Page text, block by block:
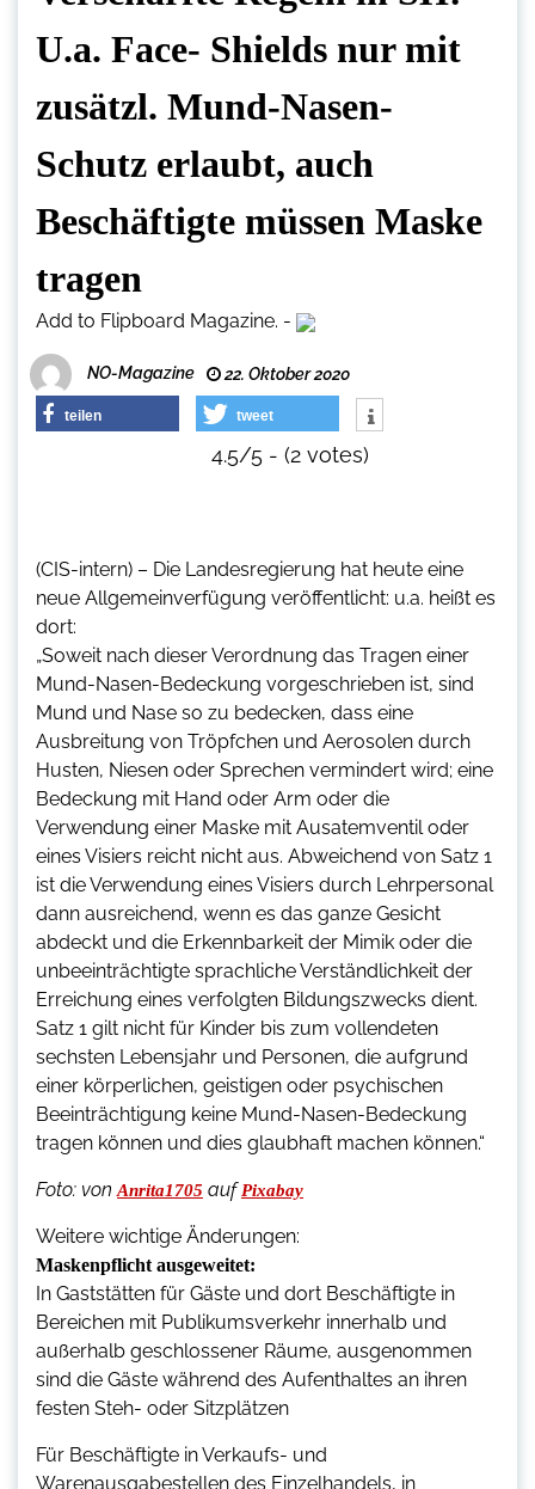
U.a. Face- Shields nur mit
zusätzl. Mund-Nasen-
Schutz erlaubt, auch
Beschäftigte müssen Maske
tragen
Add to Flipboard Magazine. -
NO-Magazine 22. Oktober 2020
teilen tweet
4.5/5 - (2 votes)
(CIS-intern) – Die Landesregierung hat heute eine
neue Allgemeinverfügung veröffentlicht: u.a. heißt es
dort:
„Soweit nach dieser Verordnung das Tragen einer
Mund-Nasen-Bedeckung vorgeschrieben ist, sind
Mund und Nase so zu bedecken, dass eine
Ausbreitung von Tröpfchen und Aerosolen durch
Husten, Niesen oder Sprechen vermindert wird; eine
Bedeckung mit Hand oder Arm oder die
Verwendung einer Maske mit Ausatemventil oder
eines Visiers reicht nicht aus. Abweichend von Satz 1
ist die Verwendung eines Visiers durch Lehrpersonal
dann ausreichend, wenn es das ganze Gesicht
abdeckt und die Erkennbarkeit der Mimik oder die
unbeeinträchtigte sprachliche Verständlichkeit der
Erreichung eines verfolgten Bildungszwecks dient.
Satz 1 gilt nicht für Kinder bis zum vollendeten
sechsten Lebensjahr und Personen, die aufgrund
einer körperlichen, geistigen oder psychischen
Beeinträchtigung keine Mund-Nasen-Bedeckung
tragen können und dies glaubhaft machen können.“
Foto: vonAnrita1705 aufPixabay
Weitere wichtige Änderungen:
Maskenpflicht ausgeweitet:
In Gaststätten für Gäste und dort Beschäftigte in
Bereichen mit Publikumsverkehr innerhalb und
außerhalb geschlossener Räume, ausgenommen
sind die Gäste während des Aufenthaltes an ihren
festen Steh- oder Sitzplätzen
Für Beschäftigte in Verkaufs- und
Warenausgabestellen des Einzelhandels, in